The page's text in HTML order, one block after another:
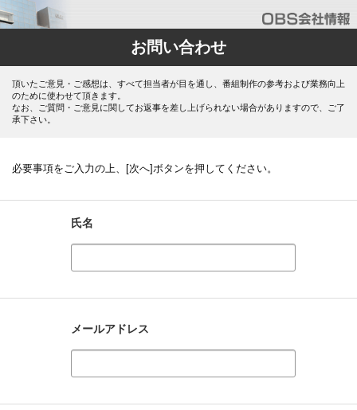
お問い合わせ
頂いたご意見・ご感想は、すべて担当者が目を通し、番組制作の参考および業務向上
のために使わせて頂きます。
なお、ご質問・ご意見に関してお返事を差し上げられない場合がありますので、ご了
承下さい。
必要事項をご入力の上、[次へ]ボタンを押してください。
氏名
メールアドレス